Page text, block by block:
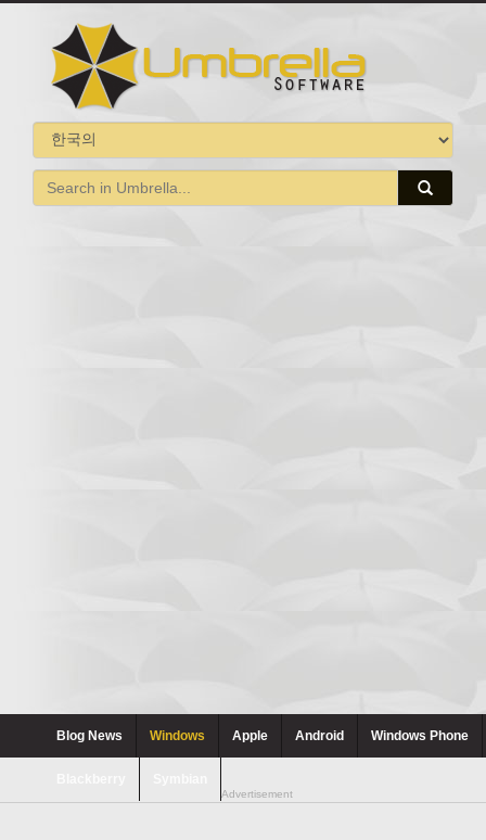
Blog News Windows Apple Android Windows Phone
Advertisement